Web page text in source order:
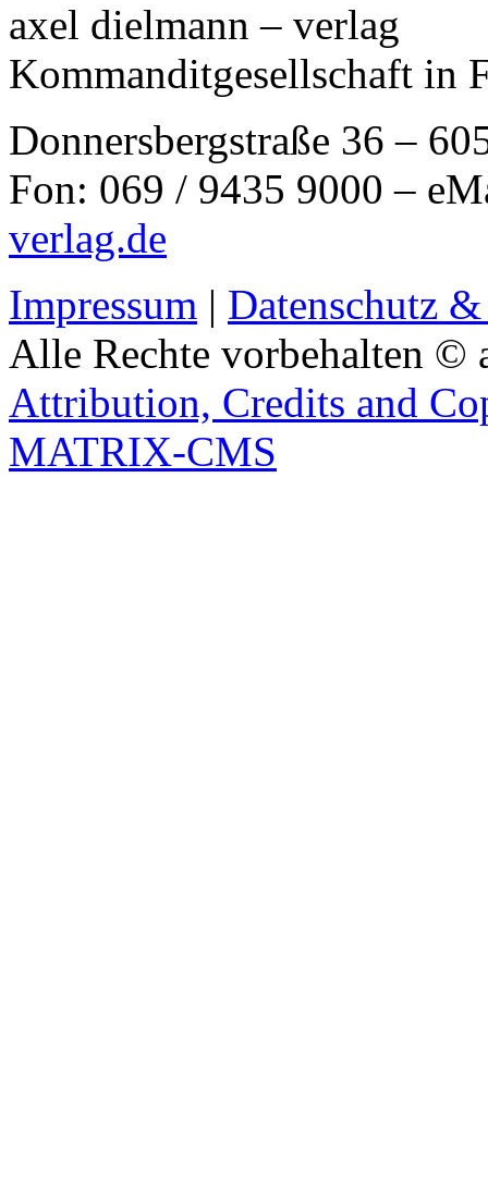
axel dielmann – verlag
Kommanditgesellschaft in
Donnersbergstraße 36 –
Fon: 069 / 9435 9000 –
verlag.de
Impressum | Datenschutz
Alle Rechte vorbehalten ©
Attribution, Credits and
MATRIX-CMS